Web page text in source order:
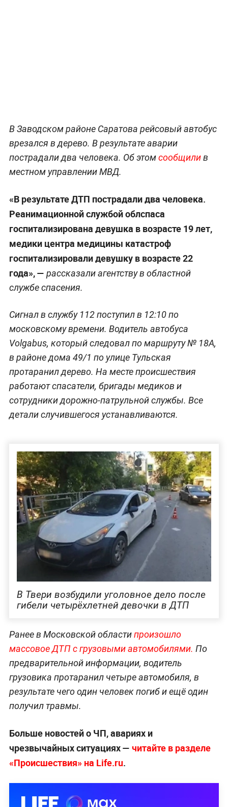
В Заводском районе Саратова рейсовый автобус
врезался в дерево. В результате аварии
пострадали два человека. Об этомсообщилив
местном управлении МВД.
«В результате ДТП пострадали два человека.
Реанимационной службой облспаса
госпитализирована девушка в возрасте 19 лет,
медики центра медицины катастроф
госпитализировали девушку в возрасте 22
года», — рассказали агентству в областной
службе спасения.
Сигнал в службу 112 поступил в 12:10 по
московскому времени. Водитель автобуса
Volgabus, который следовал по маршруту № 18А,
в районе дома 49/1 по улице Тульская
протаранил дерево. На месте происшествия
работают спасатели, бригады медиков и
сотрудники дорожно-патрульной службы. Все
детали случившегося устанавливаются.
В Твери возбудили уголовное дело после
гибели четырёхлетней девочки в ДТП
Ранее в Московской областипроизошло
массовое ДТП с грузовыми автомобилями. По
предварительной информации, водитель
грузовика протаранил четыре автомобиля, в
результате чего один человек погиб и ещё один
получил травмы.
Больше новостей о ЧП, авариях и
чрезвычайных ситуациях — читайте в разделе
«Происшествия» на Life.ru.